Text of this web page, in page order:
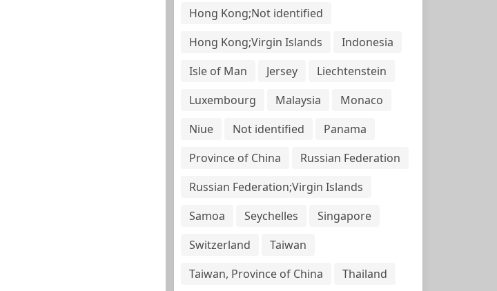
Hong Kong;Not identified
Hong Kong;Virgin Islands
Indonesia
Isle of Man
Jersey
Liechtenstein
Luxembourg
Malaysia
Monaco
Niue
Not identified
Panama
Province of China
Russian Federation
Russian Federation;Virgin Islands
Samoa
Seychelles
Singapore
Switzerland
Taiwan
Taiwan, Province of China
Thailand